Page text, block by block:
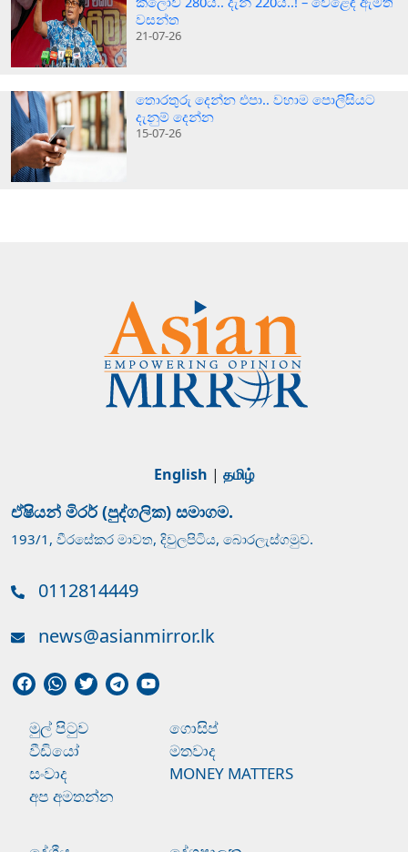
වසන්ත
21-07-26
තොරතුරු දෙන්න එපා.. වහාම පොලීසියට
දැනුම් දෙන්න
15-07-26
English | தமிழ்
ඒෂියන් මිරර් (පුද්ගලික) සමාගම.
193/1, වීරසේකර මාවත, දිවුලපිටිය, බොරලැස්ගමුව.
0112814449
news@asianmirror.lk
මුල් පිටුව
ගොසිප්
වීඩියෝ
මතවාද
සංවාද
MONEY MATTERS
අප අමතන්න